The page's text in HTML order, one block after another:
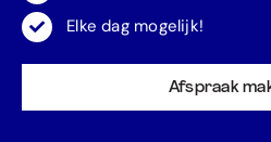
Elke dag mogelijk!
Afspraak